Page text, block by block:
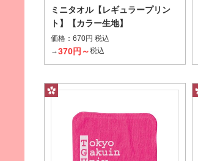
パイルの上げ下げでデザインを表現
レリーフ（上げ落ち）
ミニタオル【レギュラープリン
ト】【カラー生地】
価格： 670円 税込
→370円～税込